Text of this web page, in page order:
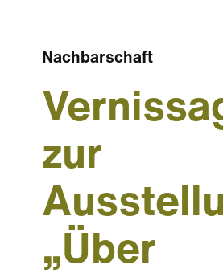
Nachbarschaft
zur
„Über